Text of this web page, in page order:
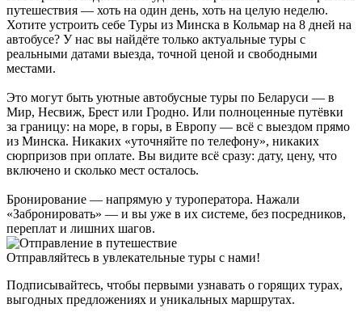
путешествия — хоть на один день, хоть на целую неделю.
Хотите устроить себе Туры из Минска в Кольмар на 8 дней на
автобусе? У нас вы найдёте только актуальные туры с
реальными датами выезда, точной ценой и свободными
местами.
Это могут быть уютные автобусные туры по Беларуси — в
Мир, Несвиж, Брест или Гродно. Или полноценные путёвки
за границу: на море, в горы, в Европу — всё с выездом прямо
из Минска. Никаких «уточняйте по телефону», никаких
сюрпризов при оплате. Вы видите всё сразу: дату, цену, что
включено и сколько мест осталось.
Бронирование — напрямую у туроператора. Нажали
«Забронировать» — и вы уже в их системе, без посредников,
переплат и лишних шагов.
Отправляйтесь в увлекательные туры с нами!
Подписывайтесь, чтобы первыми узнавать о горящих турах,
выгодных предложениях и уникальных маршрутах.